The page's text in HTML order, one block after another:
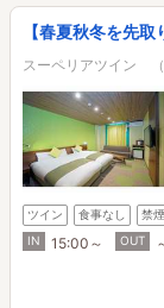
【春夏秋冬を先
スーペリアツイン
ツイン 食事なし
禁
IN
15:00～ OUT